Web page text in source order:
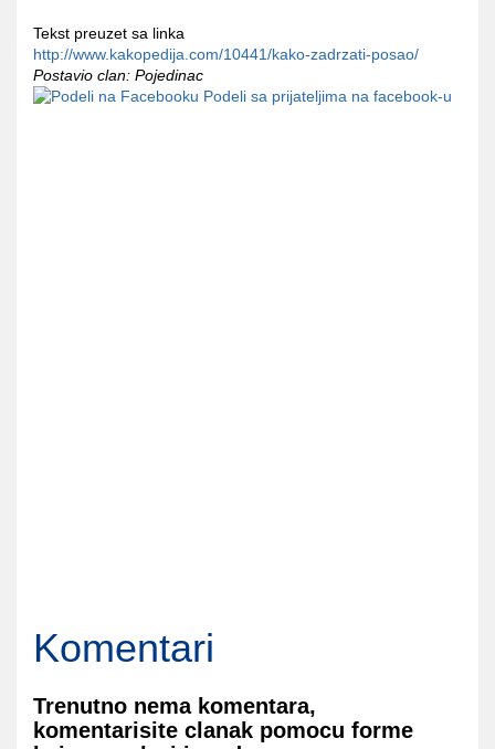
Tekst preuzet sa linka
http://www.kakopedija.com/10441/kako-zadrzati-posao/
Postavio clan: Pojedinac
Podeli sa prijateljima na facebook-u
Komentari
Trenutno nema komentara,
komentarisite clanak pomocu forme